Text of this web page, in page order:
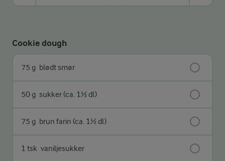
Cookie dough
75 g blødt smør
50 g sukker (ca. 1½ dl)
75 g brun farin (ca. 1½ dl)
1 tsk vaniljesukker